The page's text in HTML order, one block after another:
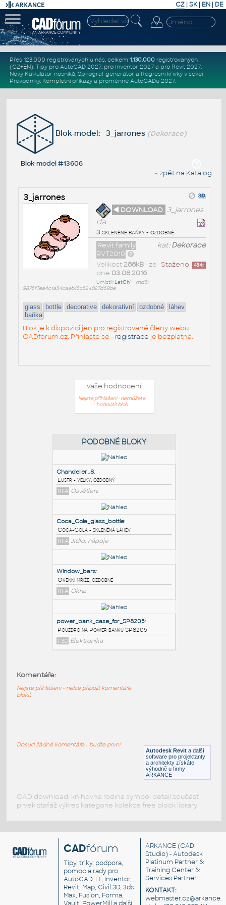
CZ | SK| EN | DE
Přes 123.000 registrovaných u nás, celkem 1.130.000registrovaných
(CZ+EN). Tipy pro AutoCAD 2027, pro Inventor 2027a pro Revit 2027.
Nový Kalkulátor nosníků, Spirograf generátor a Regresní křivkyv sekci
Převodníky. Kompletní příkazya proměnné AutoCADu 2027.
Blok-model: 3_jarrones (Dekorace)
Blok-model #13606
« zpět na Katalog
3_jarrones
◄ DOWNLOAD 3_jarrones.
rfa
3 skleněné baňky - ozdobné
kat:Dekorace
Revit family
RVT2010
Staženo: 484x
Velikost 288kB• ze
dne 03.08.2016
Umístil: LatCh^ • md5:
9875f7ea4c1a54caeb15c524027d59be
glass bottle decorative dekorativní ozdobné
láhev
baňka
Blok je k dispozici jen pro registrované členy webu
CADforum.cz. Přihlaste se - registrace je bezplatná.
Vaše hodnocení:
Nejste přihlášeni - nemůžete
hodnotit blok
PODOBNÉ BLOKY
Chandelier_8:
Lustr - velký, ozdobný
RFA Osvětlení
Coca_Cola_glass_bottle:
Coca-Cola - skleněná láhev
RFA Jídlo, nápoje
Pouzdro na Power banku SP8205
Autodesk Revit a další
software pro projektanty
a architekty získáte
výhodně u firmy
ARKANCE
Komentáře:
Nejste přihlášeni - nelze připojit komentáře
bloků
Dosud žádné komentáře - buďte první
CAD download: knihovna rodina symbol detail součást
prvek stafáž výkres kategorie kolekce free block library
CADfórum
Tipy, triky, podpora,
pomoc a rady pro
AutoCAD, LT, Inventor,
Revit, Map, Civil 3D, 3ds
Max, Fusion, Forma,
ARKANCE (CAD
Studio) - Autodesk
Platinum Partner &
Training Center &
Services Partner
KONTAKT: